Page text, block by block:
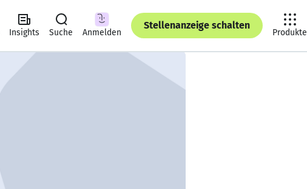
Insights Suche Anmelden
Stellenanzeige schalten
Produkte